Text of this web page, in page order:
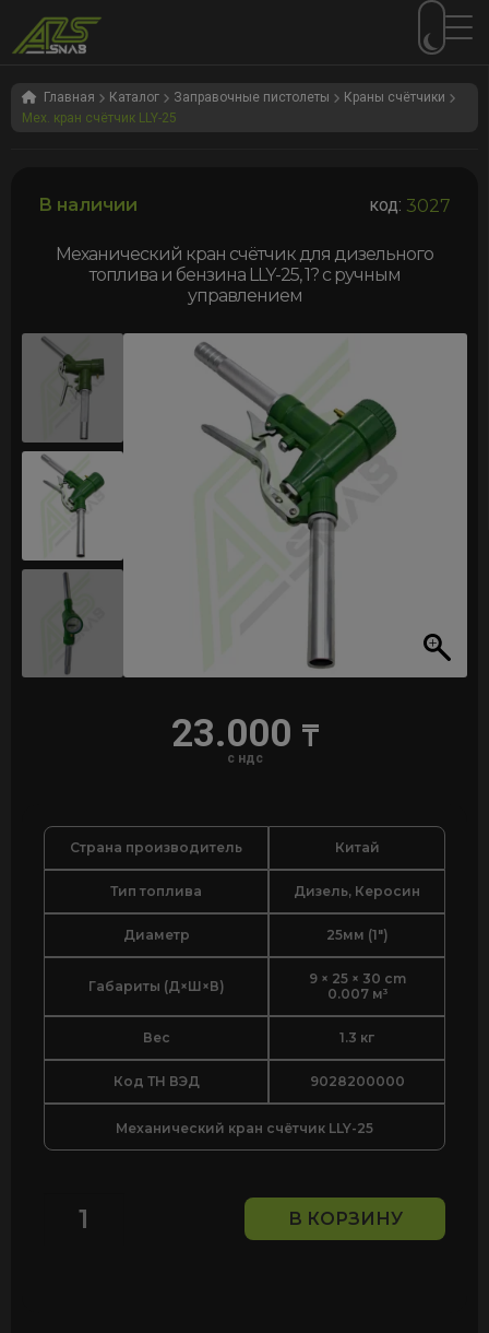
Перейти
навигации
Перейти
содержимому
Главная Каталог Заправочные пистолеты
Краны счётчики
Мех. кран счётчик LLY-25
В наличии код: 3027
Механический кран счётчик для дизельного
топлива и бензина LLY-25, 1? с ручным
управлением
23.000 ₸
с ндс
Страна производитель Китай
Тип топлива Дизель, Керосин
Диаметр 25мм (1")
Габариты (Д×Ш×В)
9 × 25 × 30 cm
0.007 м³
Вес 1.3 кг
Код ТН ВЭД 9028200000
Механический кран счётчик LLY-25
Количество
В КОРЗИНУ